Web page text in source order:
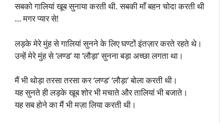
सबको गालियां खूब सुनाया करती थी. सबकी माँ बहन चोदा करती थी
… मगर प्यार से!
लड़के मेरे मुंह से गालियां सुनने के लिए घण्टों इंतज़ार करते रहते थे।
उन्हें मेरे मुंह से ‘लण्ड’ या ‘लौड़ा’ सुनना बड़ा अच्छा लगता था।
मैं भी थोड़ा तरसा तरसा कर ‘लण्ड’ ‘लौड़ा’ बोला करती थी।
यह सुनते ही लड़के खूब शोर भी मचाते और तालियां भी बजाते।
यह सब होने का मैं भी मज़ा लिया करती थी।